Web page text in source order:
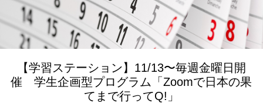
【学習ステーション】11/13〜毎週金曜日開
催 学生企画型プログラム「Zoomで日本の果
てまで行ってQ!」